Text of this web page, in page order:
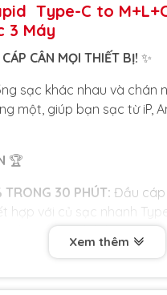
Type-C to
3 Máy
CÂN MỌI THIẾT BỊ! ✨
sạc khác nhau và chán
một, giúp bạn sạc từ iP,
🏆
30 PHÚT: Đầu cáp
hợp với củ sạc nhanh
kiệm đáng kể thời gian
Sở hữu 3 đầu ra phổ
tính bảng và sạc dự
Xem thêm